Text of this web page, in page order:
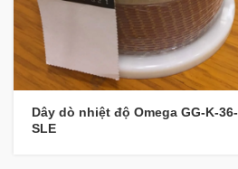
Dây dò nhiệt độ Omega GG-K-36-
SLE